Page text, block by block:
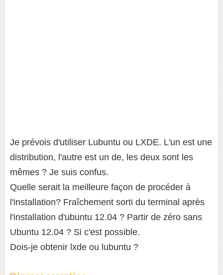
Je prévois d'utiliser Lubuntu ou LXDE. L'un est une
distribution, l'autre est un de, les deux sont les
mêmes ? Je suis confus.
Quelle serait la meilleure façon de procéder à
l'installation? Fraîchement sorti du terminal après
l'installation d'ubuntu 12.04 ? Partir de zéro sans
Ubuntu 12.04 ? Si c'est possible.
Dois-je obtenir lxde ou lubuntu ?